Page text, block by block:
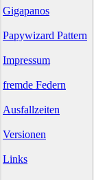
Gigapanos
Papywizard Pattern
Impressum
fremde Federn
Ausfallzeiten
Versionen
Links